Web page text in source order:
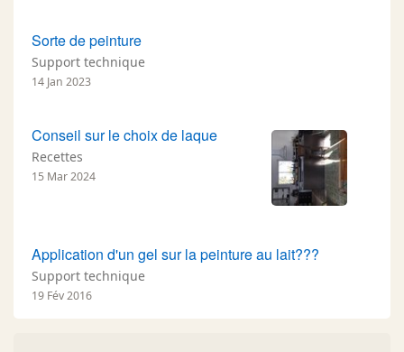
Sorte de peinture
Support technique
14 Jan 2023
Conseil sur le choix de laque
Recettes
15 Mar 2024
Application d'un gel sur la peinture au lait???
Support technique
19 Fév 2016